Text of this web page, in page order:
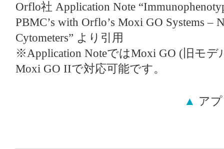
Orflo社 Application Note
PBMC’s with Orflo’s Moxi GO Systems –
Cytometers” より引用
※Application NoteではMoxi GO (旧モ
Moxi GO IIで対応可能です。
▲ ア